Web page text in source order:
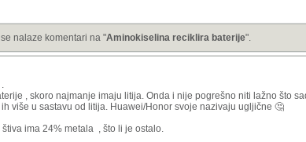
nalaze komentari na "Aminokiselina reciklira baterije".
, skoro najmanje imaju litija. Onda i nije pogrešno niti lažno što
više u sastavu od litija. Huawei/Honor svoje nazivaju ugljične 🤔
ima 24% metala , što li je ostalo.